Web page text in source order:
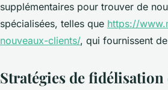
supplémentaires pour trouver de
spécialisées, telles que https://
nouveaux-clients/, qui fournissent
Stratégies de